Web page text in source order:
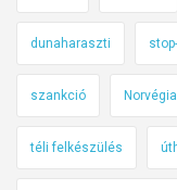
dunaharaszti
szankció Norvégia
téli felkészülés